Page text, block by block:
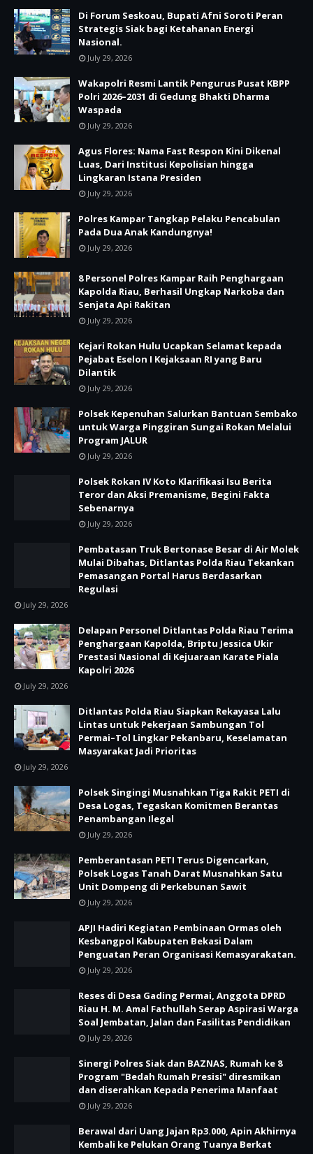
Di Forum Seskoau, Bupati Afni Soroti Peran
Strategis Siak bagi Ketahanan Energi
Nasional.
July 29, 2026
Wakapolri Resmi Lantik Pengurus Pusat KBPP
Polri 2026–2031 di Gedung Bhakti Dharma
Waspada
July 29, 2026
Agus Flores: Nama Fast Respon Kini Dikenal
Luas, Dari Institusi Kepolisian hingga
Lingkaran Istana Presiden
July 29, 2026
Polres Kampar Tangkap Pelaku Pencabulan
Pada Dua Anak Kandungnya!
July 29, 2026
8 Personel Polres Kampar Raih Penghargaan
Kapolda Riau, Berhasil Ungkap Narkoba dan
Senjata Api Rakitan
July 29, 2026
Kejari Rokan Hulu Ucapkan Selamat kepada
Pejabat Eselon I Kejaksaan RI yang Baru
Dilantik
July 29, 2026
Polsek Kepenuhan Salurkan Bantuan Sembako
untuk Warga Pinggiran Sungai Rokan Melalui
Program JALUR
July 29, 2026
Polsek Rokan IV Koto Klarifikasi Isu Berita
Teror dan Aksi Premanisme, Begini Fakta
Sebenarnya
July 29, 2026
Pembatasan Truk Bertonase Besar di Air Molek
Mulai Dibahas, Ditlantas Polda Riau Tekankan
Pemasangan Portal Harus Berdasarkan
Regulasi
July 29, 2026
Delapan Personel Ditlantas Polda Riau Terima
Penghargaan Kapolda, Briptu Jessica Ukir
Prestasi Nasional di Kejuaraan Karate Piala
Kapolri 2026
July 29, 2026
Ditlantas Polda Riau Siapkan Rekayasa Lalu
Lintas untuk Pekerjaan Sambungan Tol
Permai–Tol Lingkar Pekanbaru, Keselamatan
Masyarakat Jadi Prioritas
July 29, 2026
Polsek Singingi Musnahkan Tiga Rakit PETI di
Desa Logas, Tegaskan Komitmen Berantas
Penambangan Ilegal
July 29, 2026
Pemberantasan PETI Terus Digencarkan,
Polsek Logas Tanah Darat Musnahkan Satu
Unit Dompeng di Perkebunan Sawit
July 29, 2026
APJI Hadiri Kegiatan Pembinaan Ormas oleh
Kesbangpol Kabupaten Bekasi Dalam
Penguatan Peran Organisasi Kemasyarakatan.
July 29, 2026
Reses di Desa Gading Permai, Anggota DPRD
Riau H. M. Amal Fathullah Serap Aspirasi Warga
Soal Jembatan, Jalan dan Fasilitas Pendidikan
July 29, 2026
Sinergi Polres Siak dan BAZNAS, Rumah ke 8
Program "Bedah Rumah Presisi" diresmikan
dan diserahkan Kepada Penerima Manfaat
July 29, 2026
Berawal dari Uang Jajan Rp3.000, Apin Akhirnya
Kembali ke Pelukan Orang Tuanya Berkat